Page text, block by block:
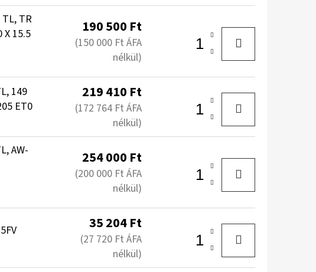
TR
X 15.5
190 500 Ft
(150 000 Ft ÁFA
nélkül)
149
ET0
219 410 Ft
(172 764 Ft ÁFA
nélkül)
AW-
254 000 Ft
(200 000 Ft ÁFA
nélkül)
35 204 Ft
(27 720 Ft ÁFA
nélkül)